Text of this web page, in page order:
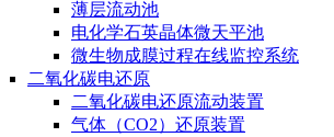
薄层流动池
电化学石英晶体微天平池
微生物成膜过程在线监控系统
二氧化碳电还原
二氧化碳电还原流动装置
气体（CO2）还原装置